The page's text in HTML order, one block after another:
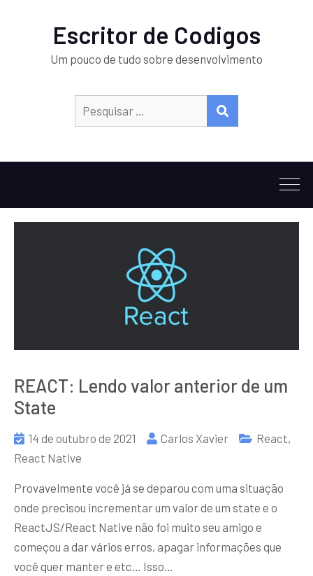
Escritor de Codigos
Um pouco de tudo sobre desenvolvimento
REACT: Lendo valor anterior de um
State
14 de outubro de 2021 Carlos Xavier React,
React Native
Provavelmente você já se deparou com uma situação
onde precisou incrementar um valor de um state e o
ReactJS/React Native não foi muito seu amigo e
começou a dar vários erros, apagar informações que
você quer manter e etc… Isso…